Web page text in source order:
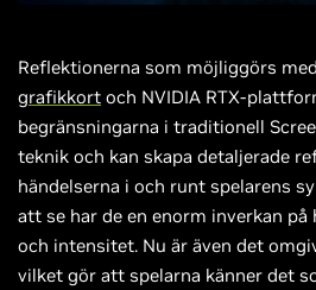
Reflektionerna som möjliggörs med
grafikkort och NVIDIA RTX-
begränsningarna i traditionell
teknik och kan skapa detaljerade
händelserna i och runt spelarens
att se har de en enorm inverkan på
och intensitet. Nu är även det
vilket gör att spelarna känner det